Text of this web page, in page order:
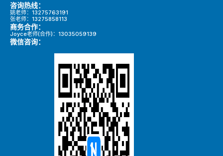
咨询热线：
姚老师：13275763191
张老师：13275858113
商务合作：
Joyce老师(合作)：13035059139
微信咨询：